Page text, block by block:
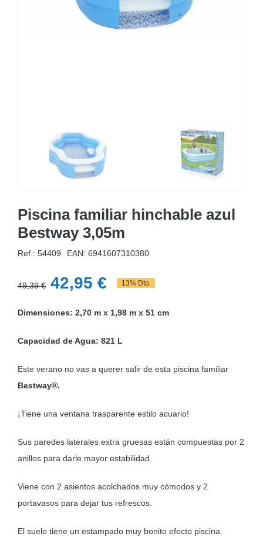
MOBILIARIO HINCHABLE
Piscina familiar hinchable azul
Bestway 3,05m
Ref.: 54409 EAN: 6941607310380
49,39€ El
original
era:
42,95 €El
actual
es:
13% Dto.
Dimensiones: 2,70 m x 1,98 m x 51 cm
Capacidad de Agua: 821 L
Este verano no vas a querer salir de esta piscina familiar
Bestway®.
¡Tiene una ventana trasparente estilo acuario!
Sus paredes laterales extra gruesas están compuestas por 2
anillos para darle mayor estabilidad.
Viene con 2 asientos acolchados muy cómodos y 2
portavasos para dejar tus refrescos.
El suelo tiene un estampado muy bonito efecto piscina.